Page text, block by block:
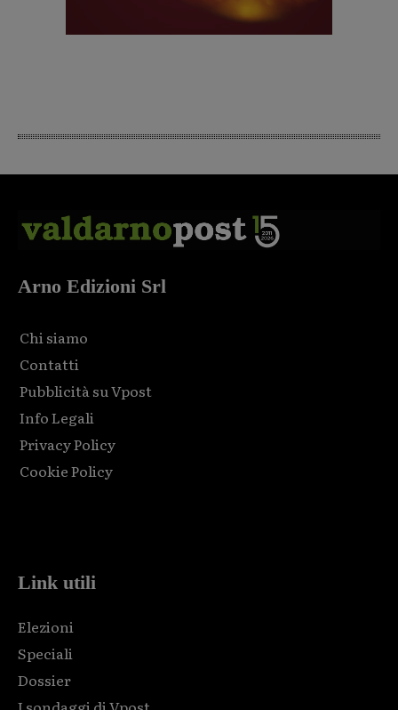
Arno Edizioni Srl
Chi siamo
Contatti
Pubblicità su Vpost
Info Legali
Privacy Policy
Cookie Policy
Link utili
Elezioni
Speciali
Dossier